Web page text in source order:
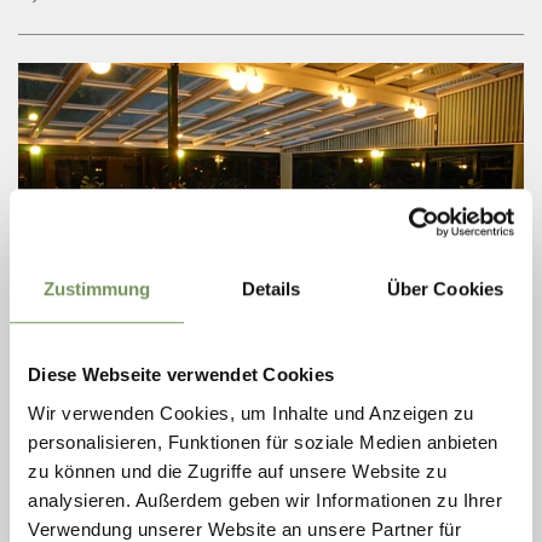
Zustimmung Details Über Cookies
Diese Webseite verwendet Cookies
Wir verwenden Cookies, um Inhalte und Anzeigen zu
personalisieren, Funktionen für soziale Medien anbieten
zu können und die Zugriffe auf unsere Website zu
analysieren. Außerdem geben wir Informationen zu Ihrer
Verwendung unserer Website an unsere Partner für
Sonntag
geschlossen
NALS
RESTAURANT PIZZERIA SANDLSTÜBELE
geschlossen
Montag
geschlossen
Dienstag
10:00 - 14:00 | 17:00 - 23:00
Auf Karte anzeigen
T+39 0471 678637